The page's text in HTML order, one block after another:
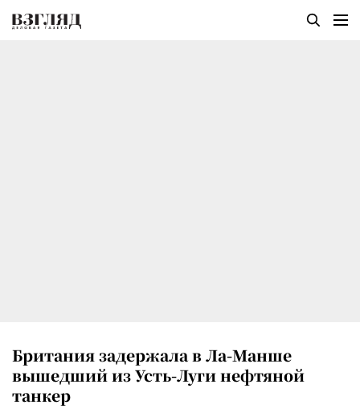
Британия задержала в Ла-Манше
вышедший из Усть-Луги нефтяной
танкер